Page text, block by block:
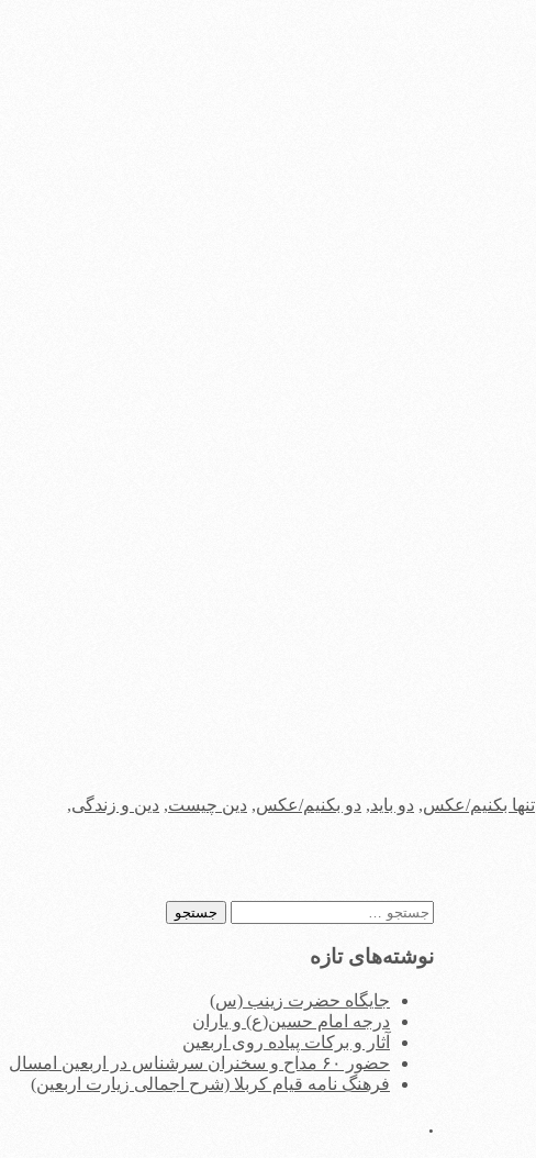
تنها بکنیم/عکس, دو باید, دو بکنیم/عکس, دین چیست, دین و زندگی,
جستجو
نوشته‌های تازه
جایگاه حضرت زینب (س)
درجه امام حسین(ع) و یاران
آثار و برکات پیاده روی اربعین
حضور ۶۰ مداح و سخنران سرشناس در اربعین امسال
فرهنگ نامه قیام کربلا (شرح اجمالی زیارت اربعین)
.